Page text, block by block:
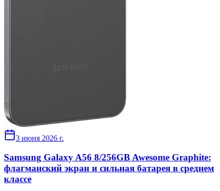
3 июня 2026 г.
Samsung Galaxy A56 8/256GB Awesome Graphite:
флагманский экран и сильная батарея в среднем
классе